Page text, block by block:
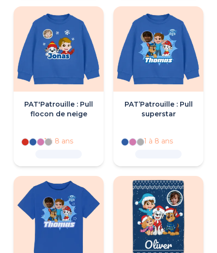
PAT'Patrouille : Pull
flocon de neige
1 à 8 ans
PAT’Patrouille : Pull
superstar
1 à 8 ans